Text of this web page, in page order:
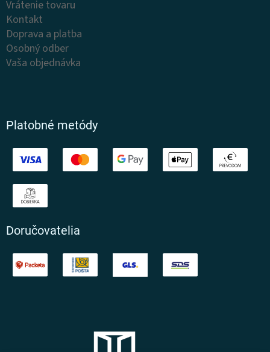
Vrátenie tovaru
Kontakt
Doprava a platba
Osobný odber
Vaša objednávka
Platobné metódy
Doručovatelia